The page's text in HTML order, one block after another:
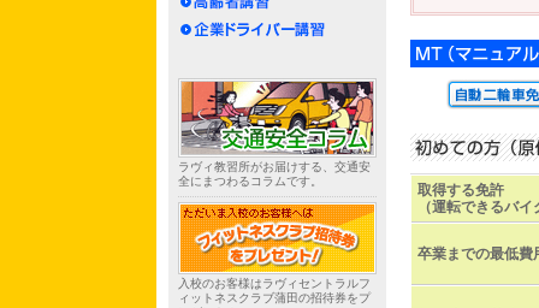
ラヴィ教習所がお届けする、交通安
全にまつわるコラムです。
入校のお客様はラヴィセントラルフ
ィットネスクラブ蒲田の招待券をプ
取得する免許
（運転できるバ
卒業までの最低費